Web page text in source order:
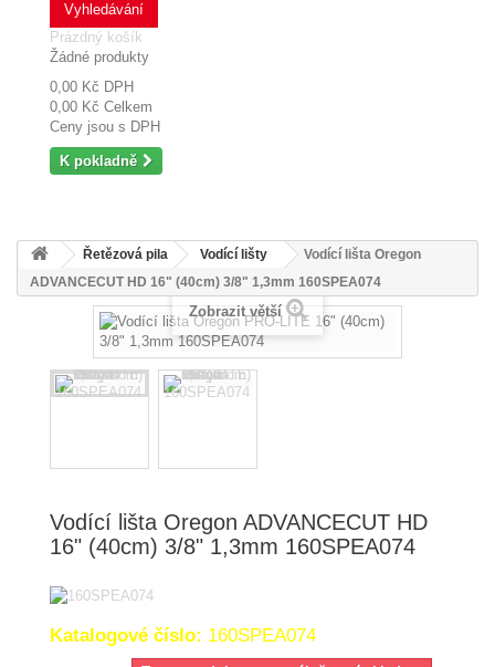
Vyhledávání
Prázdný košík
Žádné produkty
0,00 Kč DPH
0,00 Kč Celkem
Ceny jsou s DPH
K pokladně
Řetězová pila Vodící lišty
Vodící lišta Oregon
ADVANCECUT HD 16" (40cm) 3/8" 1,3mm 160SPEA074
Zobrazit větší
Vodící lišta Oregon ADVANCECUT HD
16" (40cm) 3/8" 1,3mm 160SPEA074
Katalogové číslo: 160SPEA074